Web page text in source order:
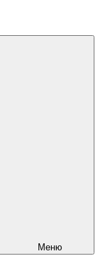
Меню